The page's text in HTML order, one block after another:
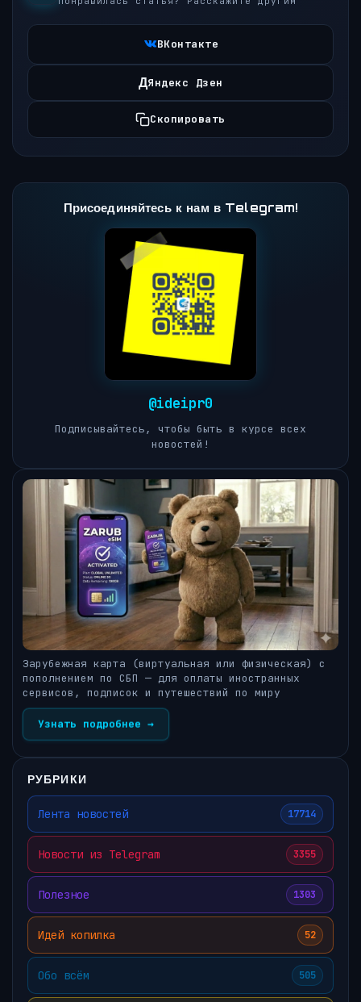
ВКонтакте
ДЯндекс Дзен
Скопировать
Присоединяйтесь к нам в Telegram!
@ideipr0
Подписывайтесь, чтобы быть в курсе всех
новостей!
Зарубежная карта (виртуальная или физическая) с
пополнением по СБП — для оплаты иностранных
сервисов, подписок и путешествий по миру
Узнать подробнее →
РУБРИКИ
Лента новостей 17714
Новости из Telegram 3355
Полезное 1303
Идей копилка 52
Обо всём 505